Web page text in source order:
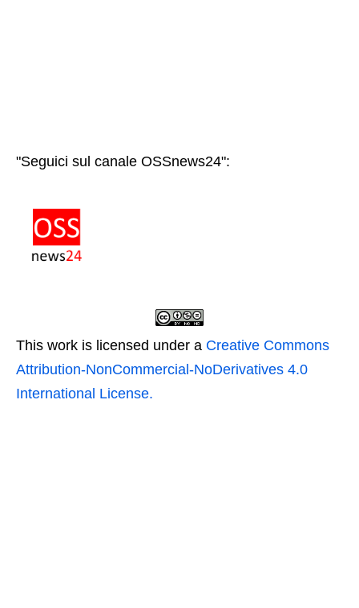
"Seguici sul canale OSSnews24":
This work is licensed under a Creative Commons
Attribution-NonCommercial-NoDerivatives 4.0
International License.